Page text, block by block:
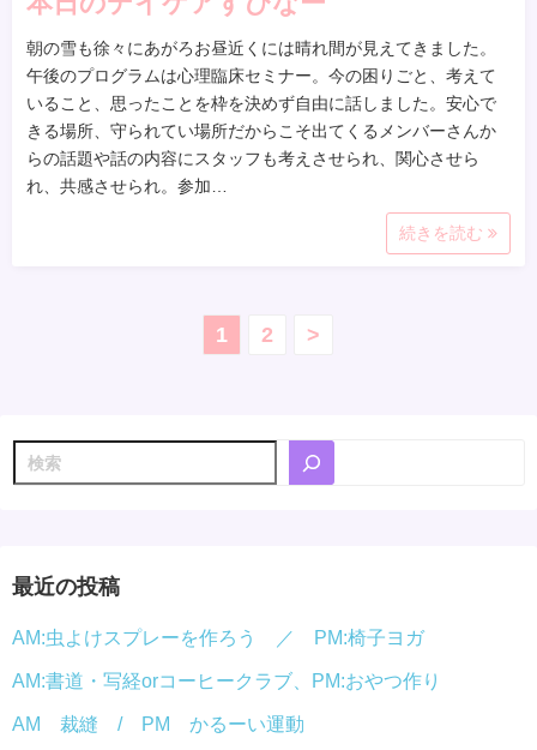
朝の雪も徐々にあがろお昼近くには晴れ間が見えてきました。
午後のプログラムは心理臨床セミナー。今の困りごと、考えて
いること、思ったことを枠を決めず自由に話しました。安心で
きる場所、守られてい場所だからこそ出てくるメンバーさんか
らの話題や話の内容にスタッフも考えさせられ、関心させら
れ、共感させられ。参加…
続きを読む
ペ
ジ
り
1 2 >
検
索
最近の投稿
AM:虫よけスプレーを作ろう ／ PM:椅子ヨガ
AM:書道・写経orコーヒークラブ、PM:おやつ作り
AM 裁縫 / PM かるーい運動